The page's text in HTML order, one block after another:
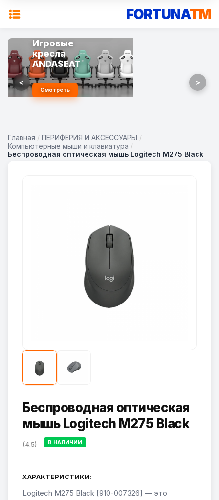
FORTUNATM
Игровые
кресла
ANDASEAT
Смотреть
< >
Главная / ПЕРИФЕРИЯ И АКСЕССУАРЫ /
Компьютерные мыши и клавиатура /
Беспроводная оптическая мышь Logitech M275 Black
Беспроводная оптическая
мышь Logitech M275 Black
(4.5) В НАЛИЧИИ
ХАРАКТЕРИСТИКИ:
Logitech M275 Black [910-007326] — это